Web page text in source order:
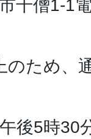
千僧1-1
のため、
後5時30